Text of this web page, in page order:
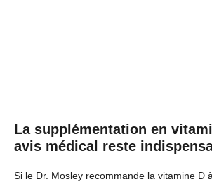
La supplémentation en
avis médical reste
Si le Dr. Mosley recommande la vitamine D